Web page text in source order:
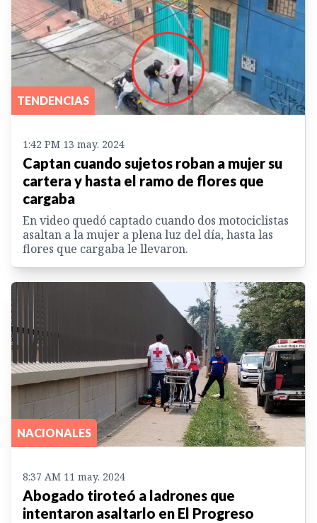
TENDENCIAS
1:42 PM 13 may. 2024
Captan cuando sujetos roban a mujer su
cartera y hasta el ramo de flores que
cargaba
En video quedó captado cuando dos motociclistas
asaltan a la mujer a plena luz del día, hasta las
flores que cargaba le llevaron.
NACIONALES
8:37 AM 11 may. 2024
Abogado tiroteó a ladrones que
intentaron asaltarlo en El Progreso